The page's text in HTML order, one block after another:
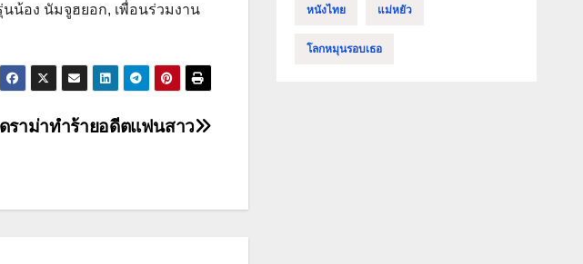
น้อง นัมจูฮยอก, เพื่อนร่วมงาน
ราม่าทำร้ายอดีตแฟนสาว
หนังไทย แม่หยัว
โลกหมุนรอบเธอ